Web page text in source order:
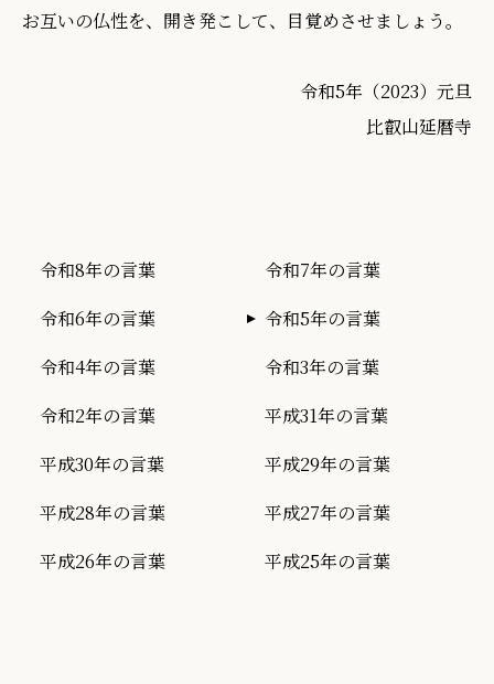
お互いの仏性を、開き発こして、目覚めさせましょう。
令和5年（2023）元旦
比叡山延暦寺
令和8年の言葉
令和7年の言葉
令和6年の言葉
令和5年の言葉
令和4年の言葉
令和3年の言葉
令和2年の言葉
平成31年の言葉
平成30年の言葉
平成29年の言葉
平成28年の言葉
平成27年の言葉
平成26年の言葉
平成25年の言葉